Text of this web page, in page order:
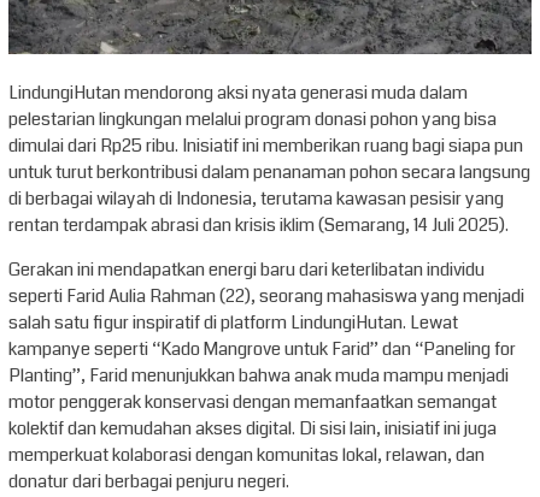
LindungiHutan mendorong aksi nyata generasi muda dalam
pelestarian lingkungan melalui program donasi pohon yang bisa
dimulai dari Rp25 ribu. Inisiatif ini memberikan ruang bagi siapa pun
untuk turut berkontribusi dalam penanaman pohon secara langsung
di berbagai wilayah di Indonesia, terutama kawasan pesisir yang
rentan terdampak abrasi dan krisis iklim (Semarang, 14 Juli 2025).
Gerakan ini mendapatkan energi baru dari keterlibatan individu
seperti Farid Aulia Rahman (22), seorang mahasiswa yang menjadi
salah satu figur inspiratif di platform LindungiHutan. Lewat
kampanye seperti “Kado Mangrove untuk Farid” dan “Paneling for
Planting”, Farid menunjukkan bahwa anak muda mampu menjadi
motor penggerak konservasi dengan memanfaatkan semangat
kolektif dan kemudahan akses digital. Di sisi lain, inisiatif ini juga
memperkuat kolaborasi dengan komunitas lokal, relawan, dan
donatur dari berbagai penjuru negeri.